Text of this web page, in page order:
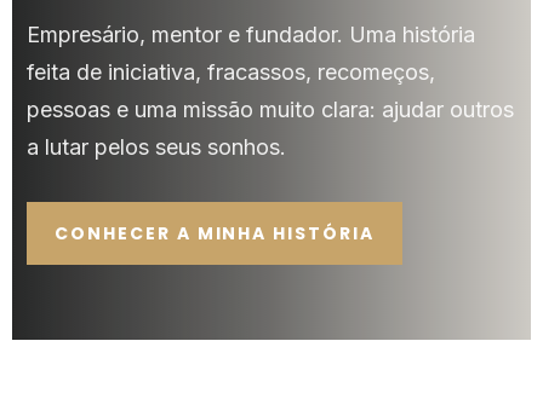
Empresário, mentor e fundador. Uma história
feita de iniciativa, fracassos, recomeços,
pessoas e uma missão muito clara: ajudar outros
a lutar pelos seus sonhos.
CONHECER A MINHA HISTÓRIA